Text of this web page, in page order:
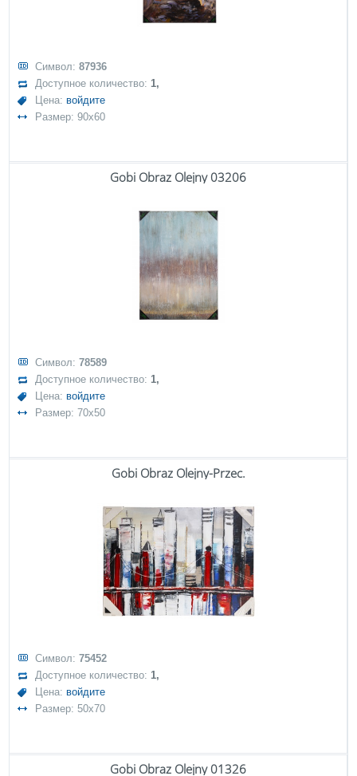
Символ:87936
Доступное количество:1,
Цена: войдите
Размер: 90x60
Gobi Obraz Olejny 03206
Символ:78589
Доступное количество:1,
Цена: войдите
Размер: 70x50
Gobi Obraz Olejny-Przec.
Символ:75452
Доступное количество:1,
Цена: войдите
Размер: 50x70
Gobi Obraz Olejny 01326